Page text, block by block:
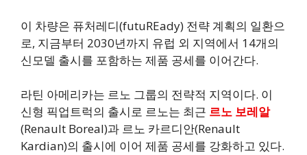
이 차량은 퓨처레디(futuREady) 전략 계획의 일환으
로, 지금부터 2030년까지 유럽 외 지역에서 14개의
신모델 출시를 포함하는 제품 공세를 이어간다.
라틴 아메리카는 르노 그룹의 전략적 지역이다. 이
신형 픽업트럭의 출시로 르노는 최근 르노 보레알
(Renault Boreal)과 르노 카르디안(Renault
Kardian)의 출시에 이어 제품 공세를 강화하고 있다.